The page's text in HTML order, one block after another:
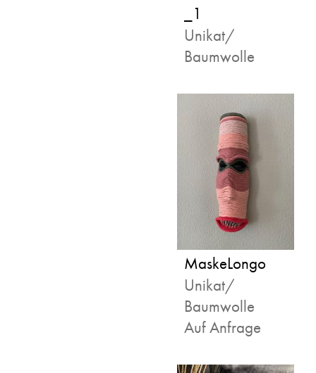
_1
Unikat/
Baumwolle
MaskeLongo
Unikat/
Baumwolle
Auf Anfrage